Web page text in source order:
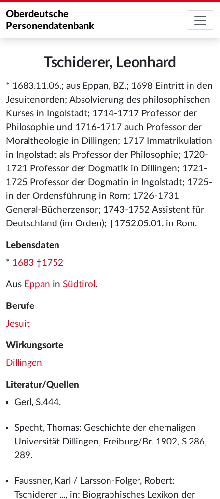
Oberdeutsche
Personendatenbank
Tschiderer, Leonhard
* 1683.11.06.; aus Eppan, BZ.; 1698 Eintritt in den
Jesuitenorden; Absolvierung des philosophischen
Kurses in Ingolstadt; 1714-1717 Professor der
Philosophie und 1716-1717 auch Professor der
Moraltheologie in Dillingen; 1717 Immatrikulation
in Ingolstadt als Professor der Philosophie; 1720-
1721 Professor der Dogmatik in Dillingen; 1721-
1725 Professor der Dogmatin in Ingolstadt; 1725-
in der Ordensführung in Rom; 1726-1731
General-Bücherzensor; 1743-1752 Assistent für
Deutschland (im Orden); †1752.05.01. in Rom.
Lebensdaten
* 1683 †1752
Aus Eppan in Südtirol .
Berufe
Jesuit
Wirkungsorte
Dillingen
Literatur/Quellen
Gerl, S.444.
Specht, Thomas: Geschichte der ehemaligen
Universität Dillingen, Freiburg/Br. 1902, S.286,
289.
Faussner, Karl / Larsson-Folger, Robert:
Tschiderer ..., in: Biographisches Lexikon der